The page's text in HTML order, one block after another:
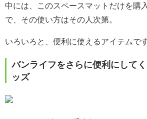
中には、このスペースマットだけを購
で、その使い方はその人次第。
いろいろと、便利に使えるアイテムです
バンライフをさらに便利にして
ッズ